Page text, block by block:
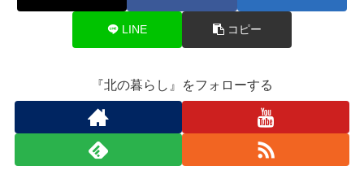
LINE コピー
『北の暮らし』をフォローする